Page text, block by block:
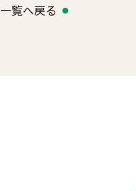
一覧へ戻る